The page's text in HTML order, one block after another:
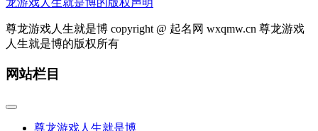
龙游戏人生就是博的版权声明
尊龙游戏人生就是博 copyright @ 起名网 wxqmw.cn 尊龙游戏
人生就是博的版权所有
网站栏目
尊龙游戏人生就是博